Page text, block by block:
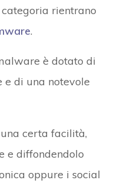
rientrano
.
è dotato di
di una notevole
certa facilità,
e diffondendolo
oppure i social